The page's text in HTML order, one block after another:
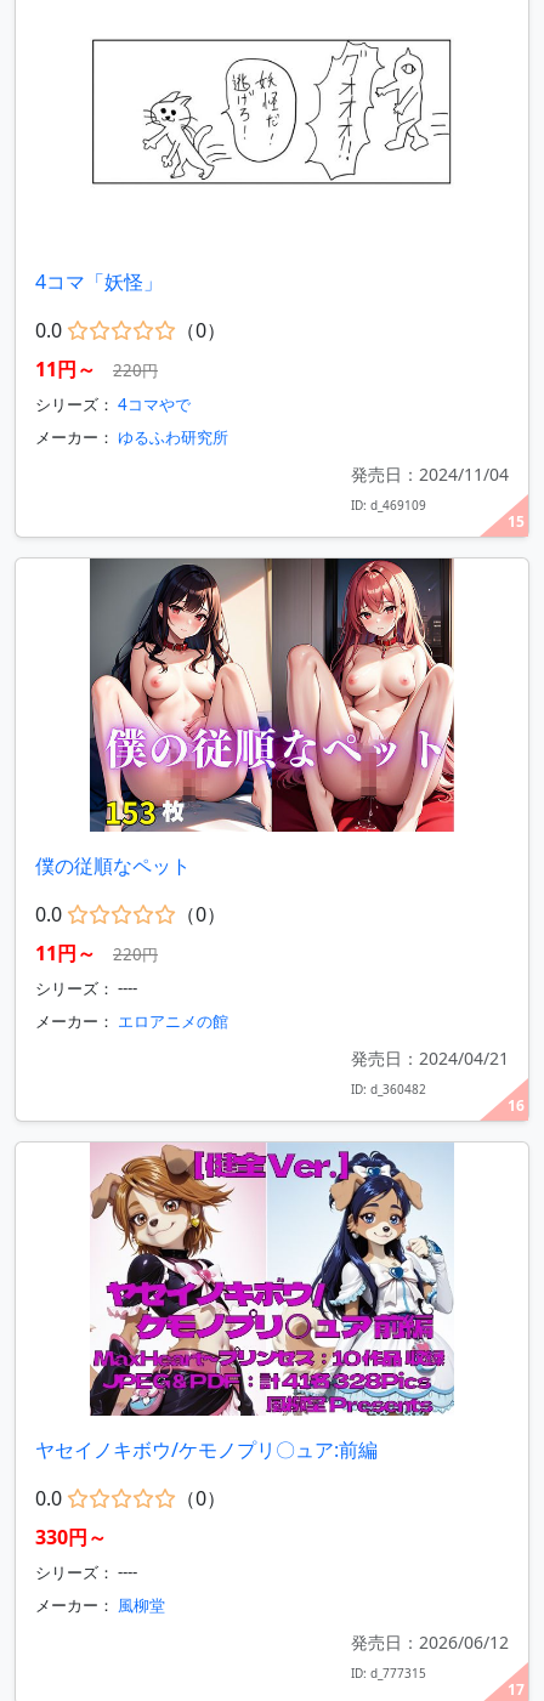
15
4コマ「妖怪」
0.0
（0）
11円～
220円
シリーズ： 4コマやで
メーカー： ゆるふわ研究所
発売日：2024/11/04
ID: d_469109
16
僕の従順なペット
0.0
（0）
11円～
220円
シリーズ： ----
メーカー： エロアニメの館
発売日：2024/04/21
ID: d_360482
17
ヤセイノキボウ/ケモノプリ〇ュア:前編
0.0
（0）
330円～
シリーズ： ----
メーカー： 風柳堂
発売日：2026/06/12
ID: d_777315